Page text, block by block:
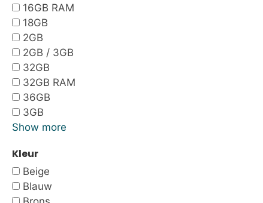
16GB RAM
18GB
2GB
2GB / 3GB
32GB
32GB RAM
36GB
3GB
Show more
Kleur
Beige
Blauw